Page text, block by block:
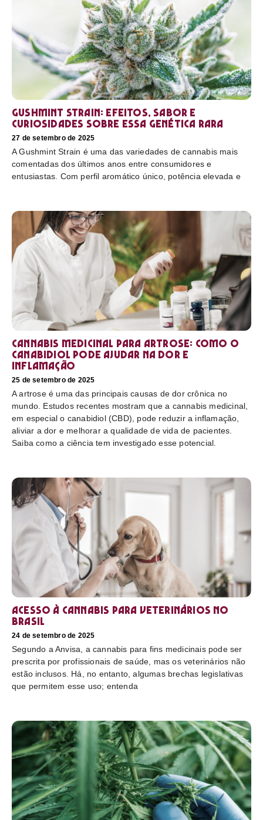
Gushmint Strain: efeitos, sabor e
curiosidades sobre essa genética rara
27 de setembro de 2025
A Gushmint Strain é uma das variedades de cannabis mais
comentadas dos últimos anos entre consumidores e
entusiastas. Com perfil aromático único, potência elevada e
Cannabis medicinal para artrose: como o
canabidiol pode ajudar na dor e
inflamação
25 de setembro de 2025
A artrose é uma das principais causas de dor crônica no
mundo. Estudos recentes mostram que a cannabis medicinal,
em especial o canabidiol (CBD), pode reduzir a inflamação,
aliviar a dor e melhorar a qualidade de vida de pacientes.
Saiba como a ciência tem investigado esse potencial.
Acesso à cannabis para veterinários no
Brasil
24 de setembro de 2025
Segundo a Anvisa, a cannabis para fins medicinais pode ser
prescrita por profissionais de saúde, mas os veterinários não
estão inclusos. Há, no entanto, algumas brechas legislativas
que permitem esse uso; entenda